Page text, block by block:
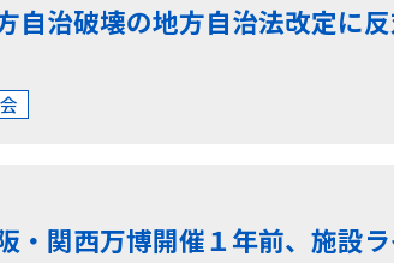
自治破壊の地方自治法改定に
・関西万博開催１年前、施設